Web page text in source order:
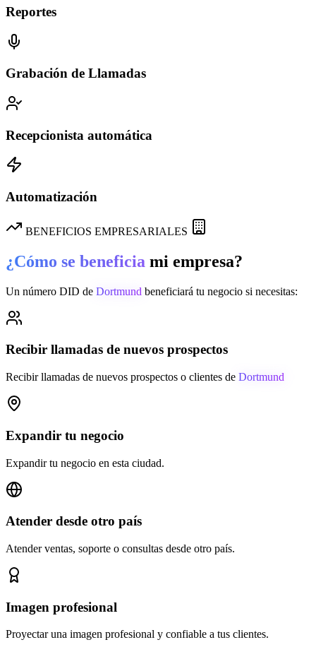
Reportes
Grabación de Llamadas
Recepcionista automática
Automatización
BENEFICIOS EMPRESARIALES
¿Cómo se beneficia mi empresa?
Un número DID de Dortmund beneficiará tu negocio si necesitas:
Recibir llamadas de nuevos prospectos
Recibir llamadas de nuevos prospectos o clientes de Dortmund
Expandir tu negocio
Expandir tu negocio en esta ciudad.
Atender desde otro país
Atender ventas, soporte o consultas desde otro país.
Imagen profesional
Proyectar una imagen profesional y confiable a tus clientes.